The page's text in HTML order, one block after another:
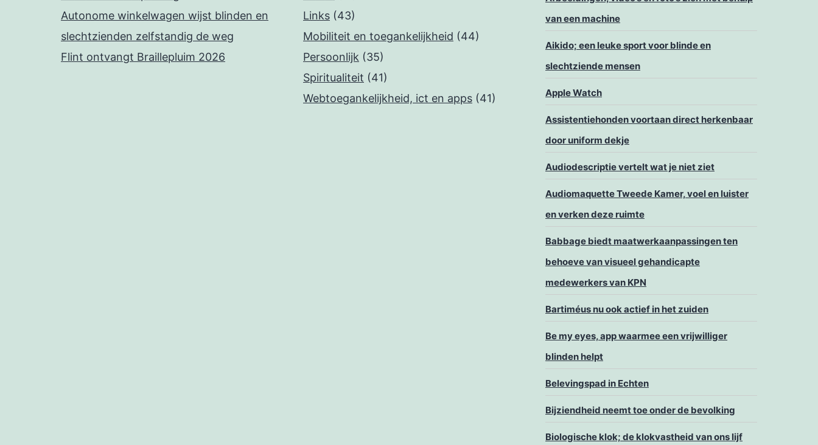
Autonome winkelwagen wijst blinden en
slechtzienden zelfstandig de weg
Flint ontvangt Braillepluim 2026
Links (43)
Mobiliteit en toegankelijkheid (44)
Persoonlijk (35)
Spiritualiteit (41)
Webtoegankelijkheid, ict en apps (41)
van een machine
Aikido; een leuke sport voor blinde en
slechtziende mensen
Apple Watch
Assistentiehonden voortaan direct herkenbaar
door uniform dekje
Audiodescriptie vertelt wat je niet ziet
Audiomaquette Tweede Kamer, voel en luister
en verken deze ruimte
Babbage biedt maatwerkaanpassingen ten
behoeve van visueel gehandicapte
medewerkers van KPN
Bartiméus nu ook actief in het zuiden
Be my eyes, app waarmee een vrijwilliger
blinden helpt
Belevingspad in Echten
Bijziendheid neemt toe onder de bevolking
Biologische klok; de klokvastheid van ons lijf